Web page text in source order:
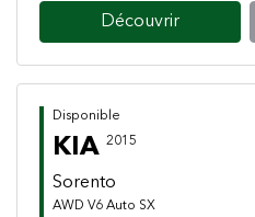
Découvrir
Disponible
KIA 2015
Sorento
AWD V6 Auto SX